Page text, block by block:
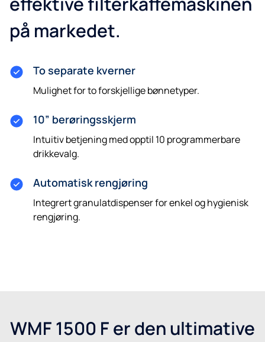
på markedet.
To separate kverner
Mulighet for to forskjellige bønnetyper.
10” berøringsskjerm
Intuitiv betjening med opptil 10 programmerbare
drikkevalg.
Automatisk rengjøring
Integrert granulatdispenser for enkel og hygienisk
rengjøring.
WMF 1500 F er den ultimative